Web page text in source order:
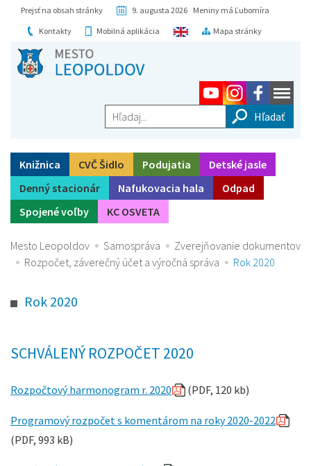
Prejsť na obsah stránky
9. augusta 2026 Meniny má Ľubomíra
Kontakty
Mobilná aplikácia Mapa stránky
Hľadaj...
Knižnica CVČ Šidlo Podujatia
Detské jasle
Denný stacionár
Nafukovacia hala
Odpad
Spojené voľby
KC OSVETA
Mesto Leopoldov Samospráva
Zverejňovanie dokumentov
Rozpočet, záverečný účet a výročná správa
Rok 2020
Rok 2020
SCHVÁLENÝ ROZPOČET 2020
Rozpočtový harmonogram r. 2020 (PDF, 120 kb)
Programový rozpočet s komentárom na roky 2020-2022
(PDF, 993 kB)